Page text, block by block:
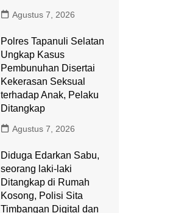
Agustus 7, 2026
Polres Tapanuli Selatan
Ungkap Kasus
Pembunuhan Disertai
Kekerasan Seksual
terhadap Anak, Pelaku
Ditangkap
Agustus 7, 2026
Diduga Edarkan Sabu,
seorang laki-laki
Ditangkap di Rumah
Kosong, Polisi Sita
Timbangan Digital dan